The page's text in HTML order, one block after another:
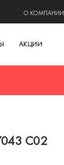
О КОМПАНИИ
АКЦИИ
C02